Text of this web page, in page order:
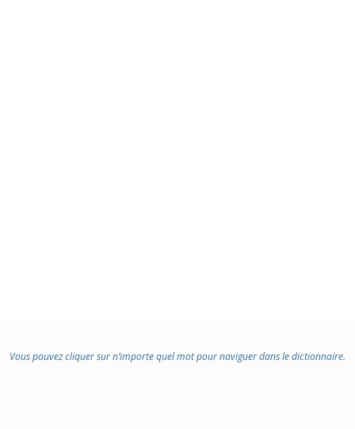
Vous pouvez cliquer sur n’importe quel mot pour naviguer dans le dictionnaire.